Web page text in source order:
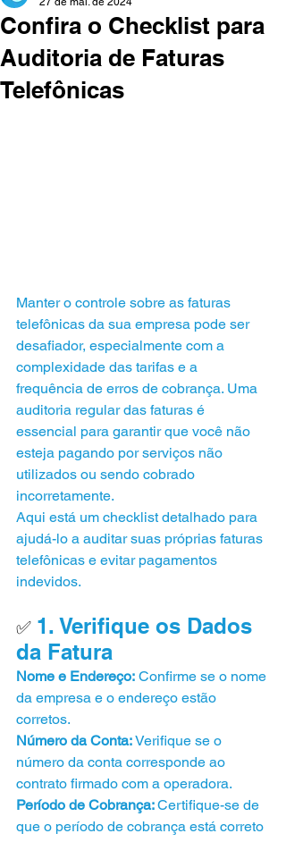
Confira o Checklist para
Auditoria de Faturas
Telefônicas
Manter o controle sobre as faturas
telefônicas da sua empresa pode ser
desafiador, especialmente com a
complexidade das tarifas e a
frequência de erros de cobrança. Uma
auditoria regular das faturas é
essencial para garantir que você não
esteja pagando por serviços não
utilizados ou sendo cobrado
incorretamente.
Aqui está um checklist detalhado para
ajudá-lo a auditar suas próprias faturas
telefônicas e evitar pagamentos
indevidos.
✅ 1. Verifique os Dados
da Fatura
Nome e Endereço: Confirme se o nome
da empresa e o endereço estão
corretos.
Número da Conta: Verifique se o
número da conta corresponde ao
contrato firmado com a operadora.
Período de Cobrança: Certifique-se de
que o período de cobrança está correto